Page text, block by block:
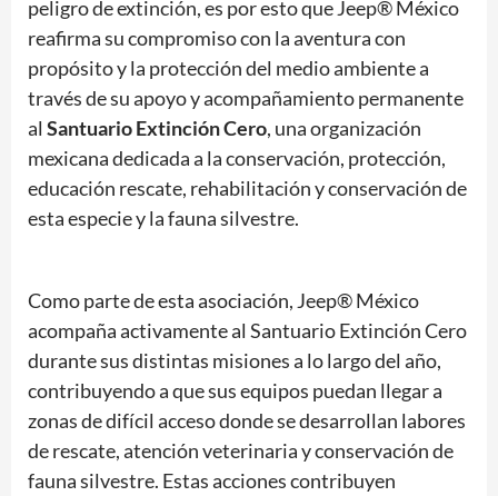
peligro de extinción, es por esto que Jeep® México
reafirma su compromiso con la aventura con
propósito y la protección del medio ambiente a
través de su apoyo y acompañamiento permanente
al Santuario Extinción Cero, una organización
mexicana dedicada a la conservación, protección,
educación rescate, rehabilitación y conservación de
esta especie y la fauna silvestre.
Como parte de esta asociación, Jeep® México
acompaña activamente al Santuario Extinción Cero
durante sus distintas misiones a lo largo del año,
contribuyendo a que sus equipos puedan llegar a
zonas de difícil acceso donde se desarrollan labores
de rescate, atención veterinaria y conservación de
fauna silvestre. Estas acciones contribuyen